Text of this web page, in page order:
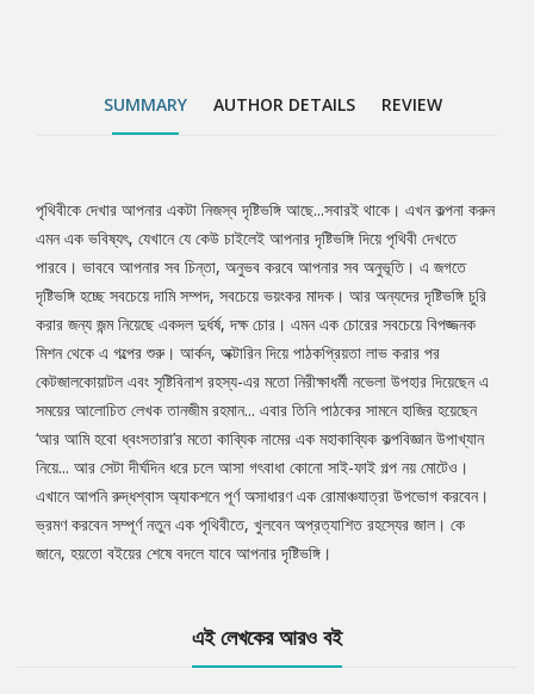
করবেন। ভ্রমণ করবেন সম্পূর্ণ নতুন এক পৃথিবীতে, খুলবেন অপ্রত্যাশিত
SUMMARY AUTHOR DETAILS REVIEW
Tab
Article
পৃথিবীকে দেখার আপনার একটা নিজস্ব দৃষ্টিভঙ্গি আছে...সবারই থাকে। এখন কল্পনা করুন
এমন এক ভবিষ্যৎ, যেখানে যে কেউ চাইলেই আপনার দৃষ্টিভঙ্গি দিয়ে পৃথিবী দেখতে
পারবে। ভাববে আপনার সব চিন্তা, অনুভব করবে আপনার সব অনুভূতি। এ জগতে
দৃষ্টিভঙ্গি হচ্ছে সবচেয়ে দামি সম্পদ, সবচেয়ে ভয়ংকর মাদক। আর অন্যদের দৃষ্টিভঙ্গি চুরি
করার জন্য জন্ম নিয়েছে একদল দুর্ধর্ষ, দক্ষ চোর। এমন এক চোরের সবচেয়ে বিপজ্জনক
মিশন থেকে এ গল্পের শুরু। আর্কন, অক্টারিন দিয়ে পাঠকপ্রিয়তা লাভ করার পর
কেটজালকোয়াটল এবং সৃষ্টিবিনাশ রহস্য-এর মতো নিরীক্ষাধর্মী নভেলা উপহার দিয়েছেন এ
সময়ের আলোচিত লেখক তানজীম রহমান... এবার তিনি পাঠকের সামনে হাজির হয়েছেন
‘আর আমি হবো ধ্বংসতারা’র মতো কাব্যিক নামের এক মহাকাব্যিক কল্পবিজ্ঞান উপাখ্যান
নিয়ে... আর সেটা দীর্ঘদিন ধরে চলে আসা গৎবাধা কোনো সাই-ফাই গল্প নয় মোটেও।
এখানে আপনি রুদ্ধশ্বাস অ্যাকশনে পূর্ণ অসাধারণ এক রোমাঞ্চযাত্রা উপভোগ করবেন।
ভ্রমণ করবেন সম্পূর্ণ নতুন এক পৃথিবীতে, খুলবেন অপ্রত্যাশিত রহস্যের জাল। কে
জানে, হয়তো বইয়ের শেষে বদলে যাবে আপনার দৃষ্টিভঙ্গি।
এই লেখকের আরও বই